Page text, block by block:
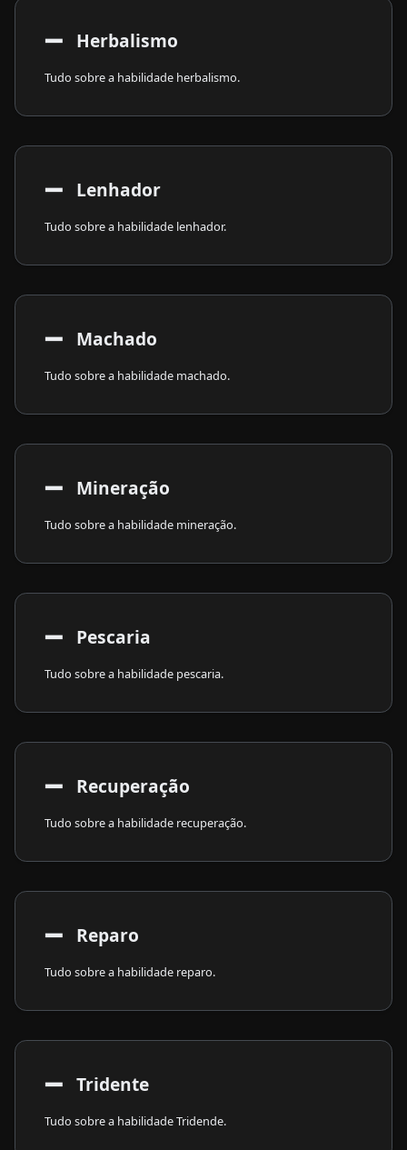
➖ ​ Herbalismo
Tudo sobre a habilidade herbalismo.
➖ ​ Lenhador
Tudo sobre a habilidade lenhador.
➖ ​ Machado
Tudo sobre a habilidade machado.
➖ ​ Mineração
Tudo sobre a habilidade mineração.
➖ ​ Pescaria
Tudo sobre a habilidade pescaria.
➖ ​ Recuperação
Tudo sobre a habilidade recuperação.
➖ ​ Reparo
Tudo sobre a habilidade reparo.
➖ ​ Tridente
Tudo sobre a habilidade Tridende.